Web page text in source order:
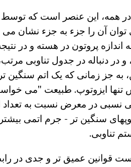
همه، این عنصر است که توسط
توان آن را جزء به جزء نشان
پروتون در هسته و در
دنباله در جدول تناوبی
به جز زمانی که یک اتم سنگین
ایزوتوپ. طبیعت "می
نسبی در معرض نسبت به تعداد
سنگین تر - جرم اتمی بیشتر
تناوبی.
قوانین عمیق تر و جدی در